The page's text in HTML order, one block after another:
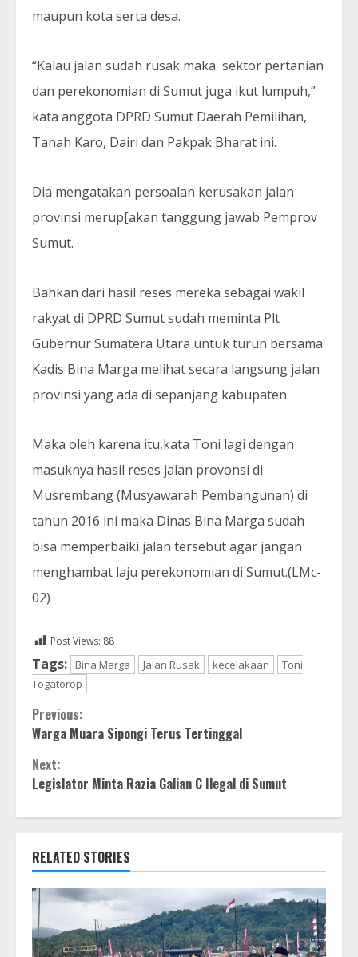
maupun kota serta desa.
“Kalau jalan sudah rusak maka sektor pertanian
dan perekonomian di Sumut juga ikut lumpuh,”
kata anggota DPRD Sumut Daerah Pemilihan,
Tanah Karo, Dairi dan Pakpak Bharat ini.
Dia mengatakan persoalan kerusakan jalan
provinsi merup[akan tanggung jawab Pemprov
Sumut.
Bahkan dari hasil reses mereka sebagai wakil
rakyat di DPRD Sumut sudah meminta Plt
Gubernur Sumatera Utara untuk turun bersama
Kadis Bina Marga melihat secara langsung jalan
provinsi yang ada di sepanjang kabupaten.
Maka oleh karena itu,kata Toni lagi dengan
masuknya hasil reses jalan provonsi di
Musrembang (Musyawarah Pembangunan) di
tahun 2016 ini maka Dinas Bina Marga sudah
bisa memperbaiki jalan tersebut agar jangan
menghambat laju perekonomian di Sumut.(LMc-
02)
Post Views: 88
Tags: Bina Marga Jalan Rusak kecelakaan
Toni
Togatorop
Continue
Reading
Previous:
Warga Muara Sipongi Terus Tertinggal
Next:
Legislator Minta Razia Galian C Ilegal di Sumut
RELATED STORIES